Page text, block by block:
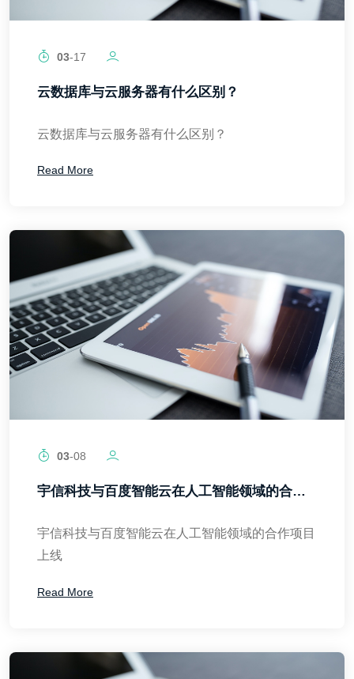
03-17
云数据库与云服务器有什么区别？
云数据库与云服务器有什么区别？
Read More
03-08
宇信科技与百度智能云在人工智能领域的合作项目上线
宇信科技与百度智能云在人工智能领域的合作项目
上线
Read More